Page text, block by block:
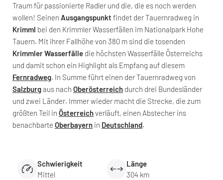
Traum für passionierte Radler und die, die es noch werden
wollen! Seinen Ausgangspunkt findet der Tauernradweg in
Krimml bei den Krimmler Wasserfällen im Nationalpark Hohe
Tauern. Mit ihrer Fallhöhe von 380 m sind die tosenden
Krimmler Wasserfälle die höchsten Wasserfälle Österreichs
und damit schon ein Highlight als Empfang auf diesem
Fernradweg. In Summe führt einen der Tauernradweg von
Salzburgaus nach Oberösterreich durch drei Bundesländer
und zwei Länder. Immer wieder macht die Strecke, die zum
größten Teil in Österreichverläuft, einen Abstecher ins
benachbarte Oberbayern in Deutschland.
Schwierigkeit
Mittel
Länge
304 km